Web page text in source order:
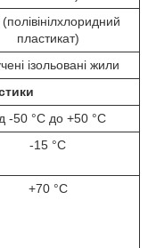
пластикат)
ізольовані жили
-50 °C до +50 °C
-15 °C
+70 °C